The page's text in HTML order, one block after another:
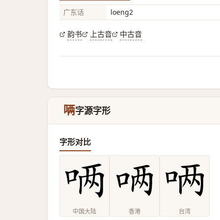
广东话 loeng2
韵书 上古音 中古音
唡字源字形
字形对比
中国大陆 香港 台湾